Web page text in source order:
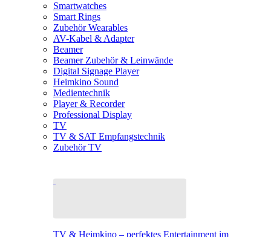
Smartwatches
Smart Rings
Zubehör Wearables
AV-Kabel & Adapter
Beamer
Beamer Zubehör & Leinwände
Digital Signage Player
Heimkino Sound
Medientechnik
Player & Recorder
Professional Display
TV
TV & SAT Empfangstechnik
Zubehör TV
TV & Heimkino – perfektes Entertainment im